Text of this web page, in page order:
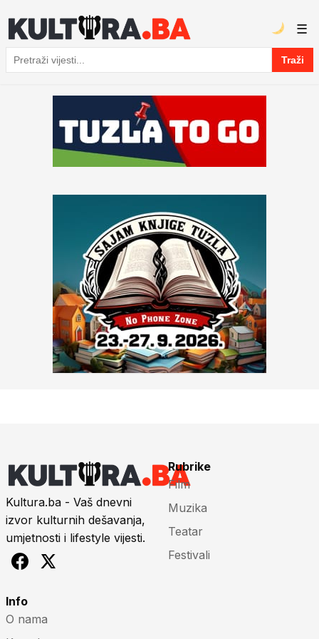
Pretraga
Traži
☰
Kultura.ba - Vaš dnevni
izvor kulturnih dešavanja,
umjetnosti i lifestyle vijesti.
Rubrike
Film
Muzika
Teatar
Festivali
Info
O nama